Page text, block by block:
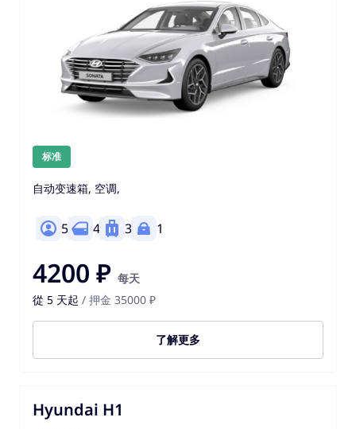
标准
自动变速箱, 空调,
5 4 3 1
4200 ₽ 每天
從 5 天起 / 押金 35000 ₽
了解更多
Hyundai H1